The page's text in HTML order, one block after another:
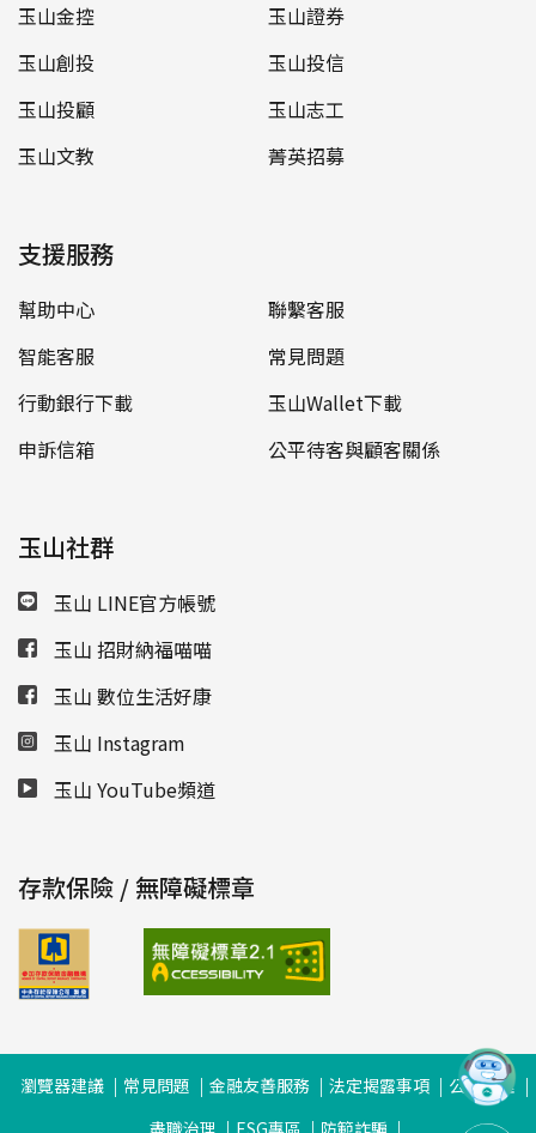
玉山金控
玉山證券
玉山創投
玉山投信
玉山投顧
玉山志工
玉山文教
菁英招募
支援服務
幫助中心
聯繫客服
智能客服
常見問題
行動銀行下載
玉山Wallet下載
申訴信箱
公平待客與顧客關係
玉山社群
玉山 LINE官方帳號
玉山 招財納福喵喵
玉山 數位生活好康
玉山 Instagram
玉山 YouTube頻道
存款保險 / 無障礙標章
瀏覽器建議 常見問題 金融友善服務 法定揭露事項
公司治理
盡職治理
ESG專區 防範詐騙